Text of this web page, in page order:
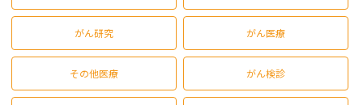
がん研究 がん医療
その他医療 がん検診